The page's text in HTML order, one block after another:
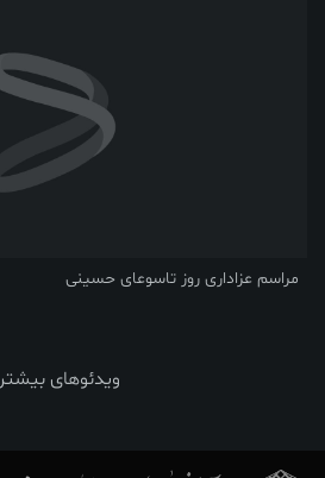
مراسم عزاداری روز تاسوعای حسینی
ویدئوهای بیشتر